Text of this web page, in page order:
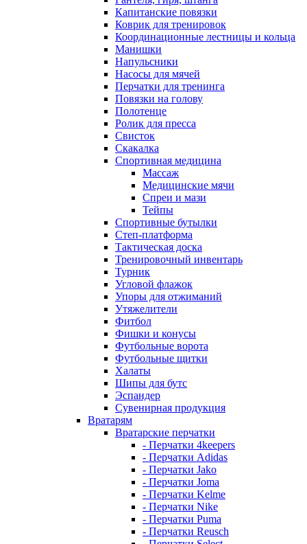
Капитанские повязки
Коврик для тренировок
Координационные лестницы и кольца
Манишки
Напульсники
Насосы для мячей
Перчатки для тренинга
Повязки на голову
Полотенце
Ролик для пресса
Свисток
Скакалка
Спортивная медицина
Массаж
Медицинские мячи
Спреи и мази
Тейпы
Спортивные бутылки
Степ-платформа
Тактическая доска
Тренировочный инвентарь
Турник
Угловой флажок
Упоры для отжиманий
Утяжелители
Фитбол
Фишки и конусы
Футбольные ворота
Футбольные щитки
Халаты
Шипы для бутс
Эспандер
Сувенирная продукция
Вратарям
Вратарские перчатки
- Перчатки 4keepers
- Перчатки Adidas
- Перчатки Jako
- Перчатки Joma
- Перчатки Kelme
- Перчатки Nike
- Перчатки Puma
- Перчатки Reusch